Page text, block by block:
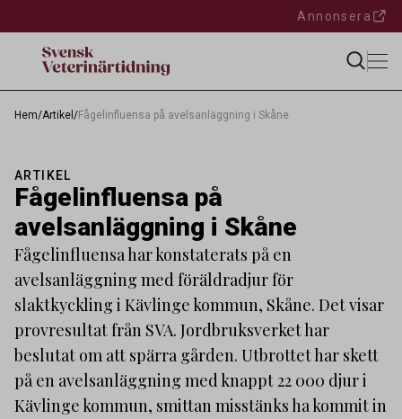
Annonsera
Hem/Artikel /Fågelinfluensa på avelsanläggning i Skåne
ARTIKEL
Fågelinfluensa på
avelsanläggning i Skåne
Fågelinfluensa har konstaterats på en
avelsanläggning med föräldradjur för
slaktkyckling i Kävlinge kommun, Skåne. Det visar
provresultat från SVA. Jordbruksverket har
beslutat om att spärra gården. Utbrottet har skett
på en avelsanläggning med knappt 22 000 djur i
Kävlinge kommun, smittan misstänks ha kommit in